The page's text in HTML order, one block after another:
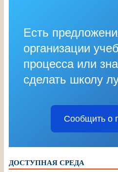
Есть
организации
процесса или
сделать школу
Сообщить о
ДОСТУПНАЯ СРЕДА